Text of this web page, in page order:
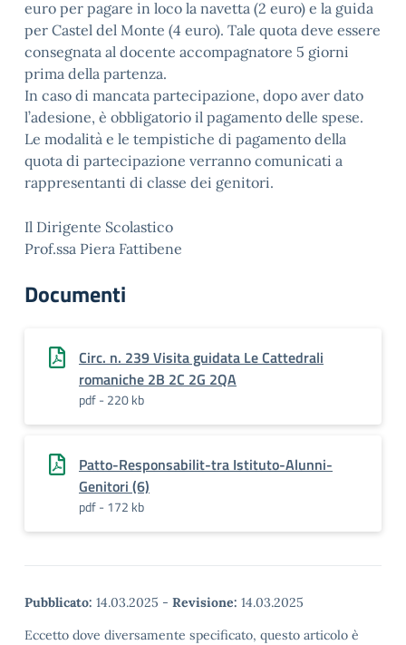
euro per pagare in loco la navetta (2 euro) e la guida
per Castel del Monte (4 euro). Tale quota deve essere
consegnata al docente accompagnatore 5 giorni
prima della partenza.
In caso di mancata partecipazione, dopo aver dato
l’adesione, è obbligatorio il pagamento delle spese.
Le modalità e le tempistiche di pagamento della
quota di partecipazione verranno comunicati a
rappresentanti di classe dei genitori.
Il Dirigente Scolastico
Prof.ssa Piera Fattibene
Documenti
Circ. n. 239 Visita guidata Le Cattedrali
romaniche 2B 2C 2G 2QA
pdf - 220 kb
Patto-Responsabilit-tra Istituto-Alunni-
Genitori (6)
pdf - 172 kb
Pubblicato: 14.03.2025 - Revisione: 14.03.2025
Eccetto dove diversamente specificato, questo articolo è